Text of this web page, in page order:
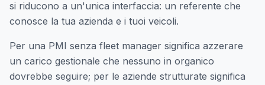
si riducono a un'unica interfaccia: un referente che
conosce la tua azienda e i tuoi veicoli.
Per una PMI senza fleet manager significa azzerare
un carico gestionale che nessuno in organico
dovrebbe seguire; per le aziende strutturate significa